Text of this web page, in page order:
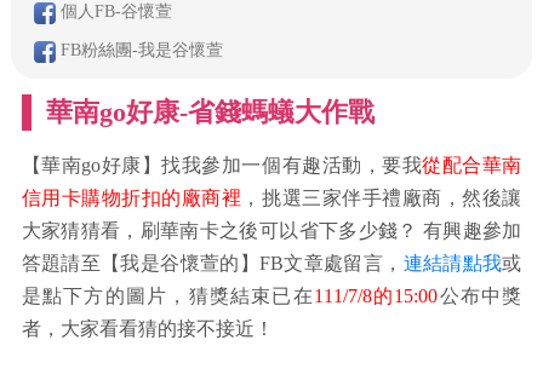
個人FB-谷懷萱
FB粉絲團-我是谷懷萱
華南go好康-省錢螞蟻大作戰
【華南go好康】找我參加一個有趣活動，要我從配合華南
信用卡購物折扣的廠商裡 ，挑選三家伴手禮廠商，然後讓
大家猜猜看，刷華南卡之後可以省下多少錢？ 有興趣參加
答題請至【我是谷懷萱的】FB文章處留言， 連結請點我或
是點下方的圖片，猜獎結束已在111/7/8的15:00公布中獎
者，大家看看猜的接不接近！